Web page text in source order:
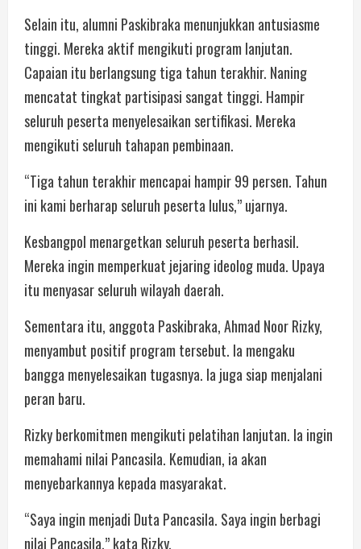
Selain itu, alumni Paskibraka menunjukkan antusiasme
tinggi. Mereka aktif mengikuti program lanjutan.
Capaian itu berlangsung tiga tahun terakhir. Naning
mencatat tingkat partisipasi sangat tinggi. Hampir
seluruh peserta menyelesaikan sertifikasi. Mereka
mengikuti seluruh tahapan pembinaan.
“Tiga tahun terakhir mencapai hampir 99 persen. Tahun
ini kami berharap seluruh peserta lulus,” ujarnya.
Kesbangpol menargetkan seluruh peserta berhasil.
Mereka ingin memperkuat jejaring ideolog muda. Upaya
itu menyasar seluruh wilayah daerah.
Sementara itu, anggota Paskibraka, Ahmad Noor Rizky,
menyambut positif program tersebut. Ia mengaku
bangga menyelesaikan tugasnya. Ia juga siap menjalani
peran baru.
Rizky berkomitmen mengikuti pelatihan lanjutan. Ia ingin
memahami nilai Pancasila. Kemudian, ia akan
menyebarkannya kepada masyarakat.
“Saya ingin menjadi Duta Pancasila. Saya ingin berbagi
nilai Pancasila,” kata Rizky.